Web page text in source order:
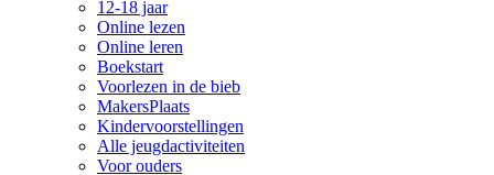
12-18 jaar
Online lezen
Online leren
Boekstart
Voorlezen in de bieb
MakersPlaats
Kindervoorstellingen
Alle jeugdactiviteiten
Voor ouders